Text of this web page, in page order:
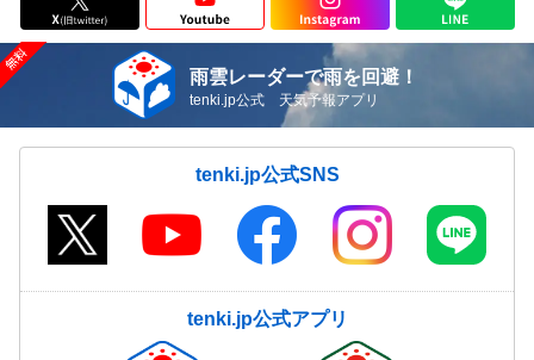
雨雲レーダーで雨を回避！
tenki.jp公式 天気予報アプリ
tenki.jp公式SNS
tenki.jp公式アプリ